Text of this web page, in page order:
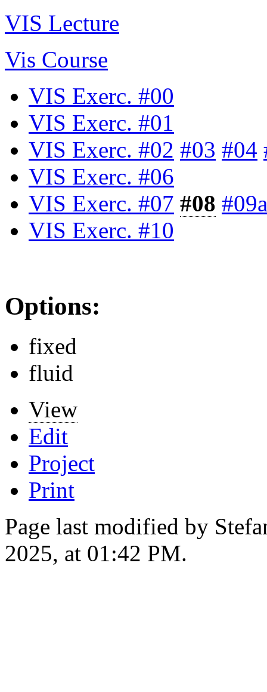
VIS Lecture
Vis Course
VIS Exerc. #00
VIS Exerc. #01
VIS Exerc. #02 #03 #04
VIS Exerc. #06
VIS Exerc. #07 #08 #09a
VIS Exerc. #10
Options:
fixed
fluid
View
Edit
Project
Print
Page last modified by
2025, at 01:42 PM.